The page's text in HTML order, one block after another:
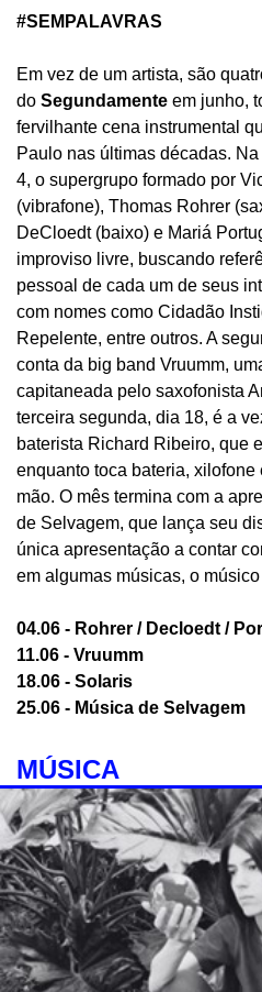
#SEMPALAVRAS
Em vez de um artista, são
do Segundamente em junho,
fervilhante cena instrumental
Paulo nas últimas décadas.
4, o supergrupo formado por
(vibrafone), Thomas Rohrer
DeCloedt (baixo) e Mariá
improviso livre, buscando
pessoal de cada um de seus
com nomes como Cidadão
Repelente, entre outros. A
conta da big band Vruumm,
capitaneada pelo saxofonista
terceira segunda, dia 18, é a
baterista Richard Ribeiro, que
enquanto toca bateria, xilofone
mão. O mês termina com a
de Selvagem, que lança seu
única apresentação a contar
em algumas músicas, o
04.06 - Rohrer / Decloedt /
11.06 - Vruumm
18.06 - Solaris
25.06 - Música de Selvagem
MÚSICA